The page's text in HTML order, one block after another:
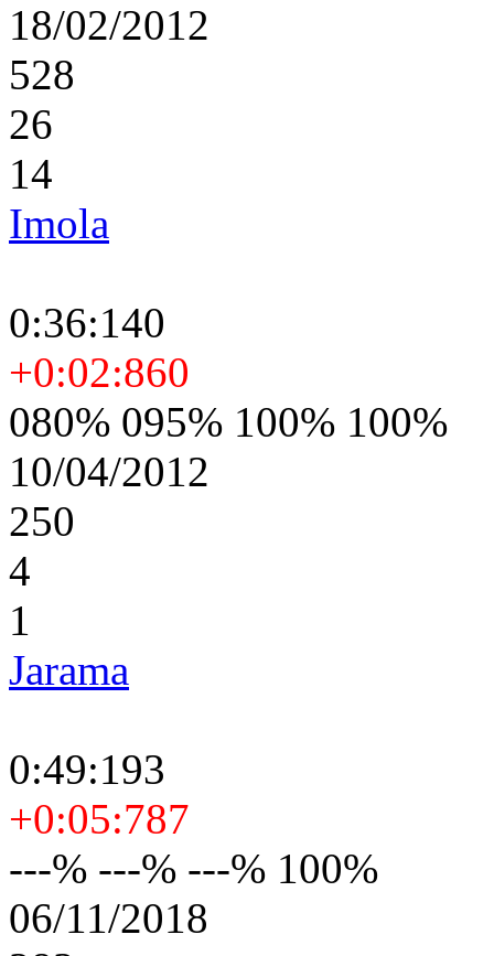
18/02/2012
528
26
14
Imola
0:36:140
+0:02:860
080% 095% 100% 100%
10/04/2012
250
4
1
Jarama
0:49:193
+0:05:787
---% ---% ---% 100%
06/11/2018